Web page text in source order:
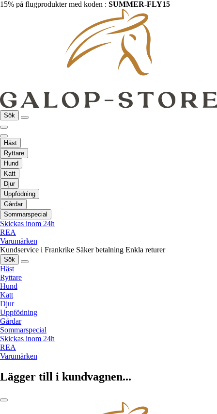
15% på flugprodukter med koden : SUMMER-FLY15
Sök
Häst
Ryttare
Hund
Katt
Djur
Uppfödning
Gårdar
Sommarspecial
Skickas inom 24h
REA
Varumärken
Kundservice i Frankrike Säker betalning Enkla returer
Sök
Häst
Ryttare
Hund
Katt
Djur
Uppfödning
Gårdar
Sommarspecial
Skickas inom 24h
REA
Varumärken
Lägger till i kundvagnen...